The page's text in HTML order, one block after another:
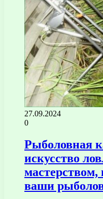
27.09.2024
0
Рыболовная
искусство
мастерством,
ваши